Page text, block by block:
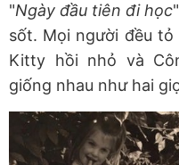
"Ngày đầu tiên đi học
sốt. Mọi người đều
Kitty hồi nhỏ và
giống nhau như hai